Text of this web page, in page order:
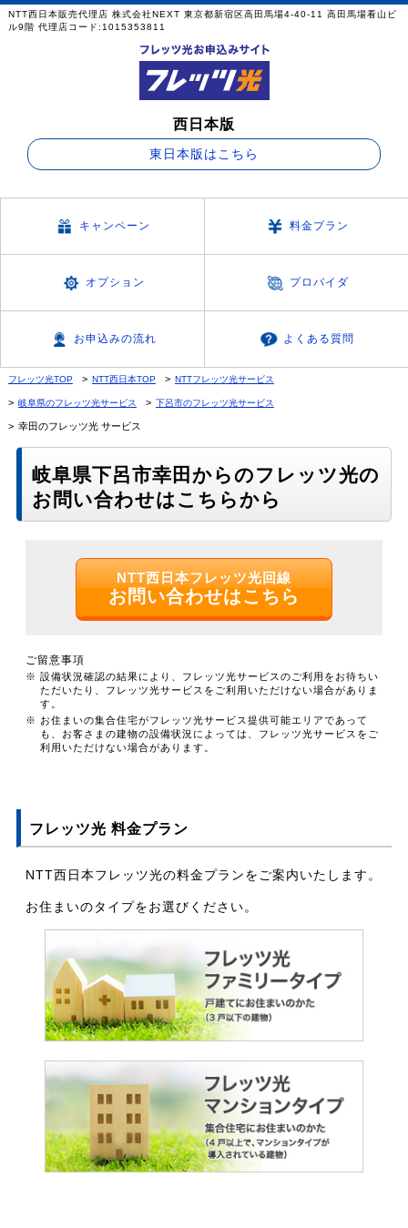
NTT西日本販売代理店 株式会社NEXT 東京都新宿区高田馬場4-40-11 高田馬場看山ビ
ル9階 代理店コード:1015353811
西日本版
東日本版はこちら
キャンペーン 料金プラン
オプション プロバイダ
お申込みの流れ よくある質問
フレッツ光TOP NTT西日本TOP NTTフレッツ光サービス
岐阜県のフレッツ光サービス 下呂市のフレッツ光サービス
幸田のフレッツ光 サービス
岐阜県下呂市幸田からのフレッツ光の
お問い合わせはこちらから
NTT西日本フレッツ光回線
お問い合わせはこちら
ご留意事項
※ 設備状況確認の結果により、フレッツ光サービスのご利用をお待ちい
ただいたり、フレッツ光サービスをご利用いただけない場合がありま
す。
※ お住まいの集合住宅がフレッツ光サービス提供可能エリアであって
も、お客さまの建物の設備状況によっては、フレッツ光サービスをご
利用いただけない場合があります。
フレッツ光 料金プラン
NTT西日本フレッツ光の料金プランをご案内いたします。
お住まいのタイプをお選びください。